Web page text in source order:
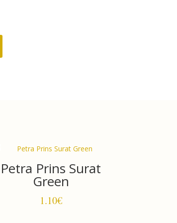
Petra Prins Surat
Green
1.10€